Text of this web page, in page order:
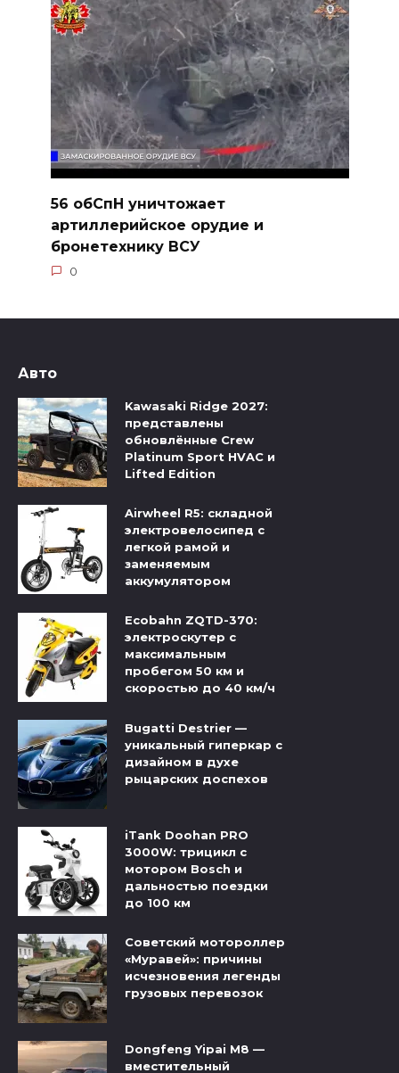
56 обСпН уничтожает
артиллерийское орудие и
бронетехнику ВСУ
0
Авто
Kawasaki Ridge 2027:
представлены
обновлённые Crew
Platinum Sport HVAC и
Lifted Edition
Airwheel R5: складной
электровелосипед с
легкой рамой и
заменяемым
аккумулятором
Ecobahn ZQTD-370:
электроскутер с
максимальным
пробегом 50 км и
скоростью до 40 км/ч
Bugatti Destrier —
уникальный гиперкар с
дизайном в духе
рыцарских доспехов
iTank Doohan PRO
3000W: трицикл с
мотором Bosch и
дальностью поездки
до 100 км
Советский мотороллер
«Муравей»: причины
исчезновения легенды
грузовых перевозок
Dongfeng Yipai M8 —
вместительный